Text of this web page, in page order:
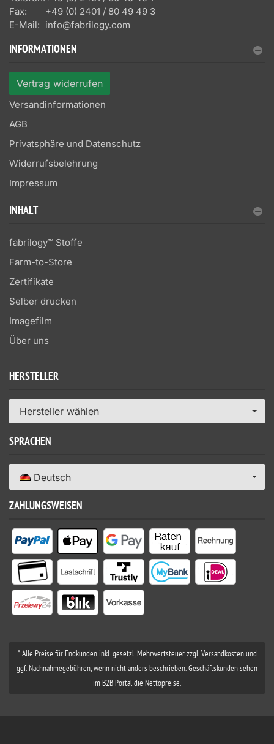
Fax:
+49 (0) 2401 / 80 49 49 3
E-Mail: info@fabrilogy.com
INFORMATIONEN
Vertrag widerrufen
Versandinformationen
AGB
Privatsphäre und Datenschutz
Widerrufsbelehrung
Impressum
INHALT
fabrilogy™ Stoffe
Farm-to-Store
Zertifikate
Selber drucken
Imagefilm
Über uns
HERSTELLER
Hersteller wählen
SPRACHEN
Deutsch
ZAHLUNGSWEISEN
* Alle Preise für Endkunden inkl. gesetzl. Mehrwertsteuer zzgl. Versandkosten und
ggf. Nachnahmegebühren, wenn nicht anders beschrieben. Geschäftskunden sehen
im B2B Portal die Nettopreise.